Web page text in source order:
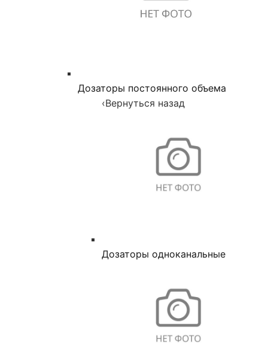
Дозаторы постоянного объема
‹Вернуться назад
Дозаторы одноканальные